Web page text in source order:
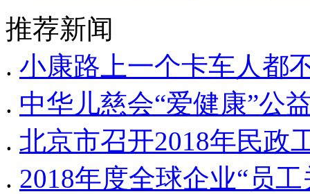
推荐新闻
. 小康路上一个卡车人都
. 中华儿慈会“爱健康”公
. 北京市召开2018年民政
. 2018年度全球企业“员